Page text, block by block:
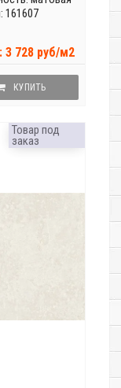
161607
3 728 руб/м2
КУПИТЬ
Товар под
заказ